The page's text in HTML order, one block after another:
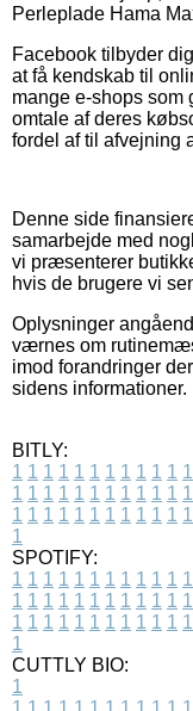
Perleplade Hama
Facebook tilbyder
at få kendskab til
mange e-shops som
omtale af deres
fordel af til afvejning
Denne side
samarbejde med
vi præsenterer
hvis de brugere vi
Oplysninger
værnes om
imod forandringer
sidens informationer.
BITLY:
1 1 1 1 1 1 1 1 1 1 1 1
1 1 1 1 1 1 1 1 1 1 1 1
1 1 1 1 1 1 1 1 1 1 1 1
1
SPOTIFY:
1 1 1 1 1 1 1 1 1 1 1 1
1 1 1 1 1 1 1 1 1 1 1 1
1 1 1 1 1 1 1 1 1 1 1 1
1
CUTTLY BIO:
1